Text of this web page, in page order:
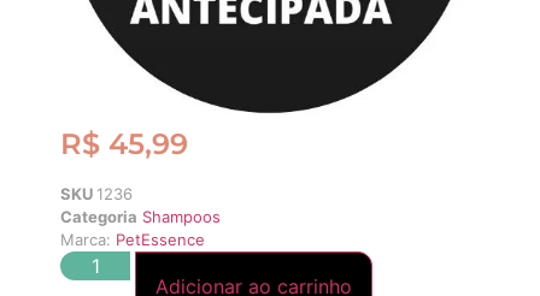
R$ 45,99
SKU 1236
Categoria Shampoos
Marca: PetEssence
Adicionar ao carrinho